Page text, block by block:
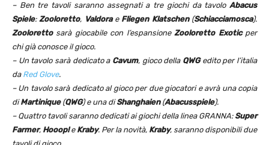
– Ben tre tavoli saranno assegnati a tre giochi da tavolo Abacus
Spiele:Zooloretto, Valdora e Fliegen Klatschen (Schiacciamosca).
Zooloretto sarà giocabile con l’espansioneZooloretto Exotic per
chi già conosce il gioco.
– Un tavolo sarà dedicato a Cavum, gioco della QWG edito per l’italia
da Red Glove.
– Un tavolo sarà dedicato al gioco per due giocatori e avrà una copia
diMartinique (QWG) e una diShanghaien (Abacusspiele).
– Quattro tavoli saranno dedicati ai giochi della linea GRANNA: Super
Farmer, Hooop!e Kraby. Per la novità, Kraby, saranno disponibili due